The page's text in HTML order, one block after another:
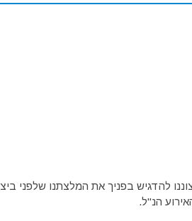
להדגיש בפניך את המלצתנו שלפני
הנ"ל.